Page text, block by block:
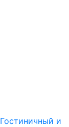
Гостиничный и